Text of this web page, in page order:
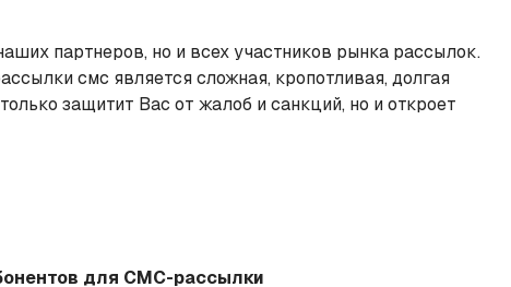
партнеров, но и всех участников рынка рассылок.
смс является сложная, кропотливая, долгая
защитит Вас от жалоб и санкций, но и откроет
для СМС-рассылки